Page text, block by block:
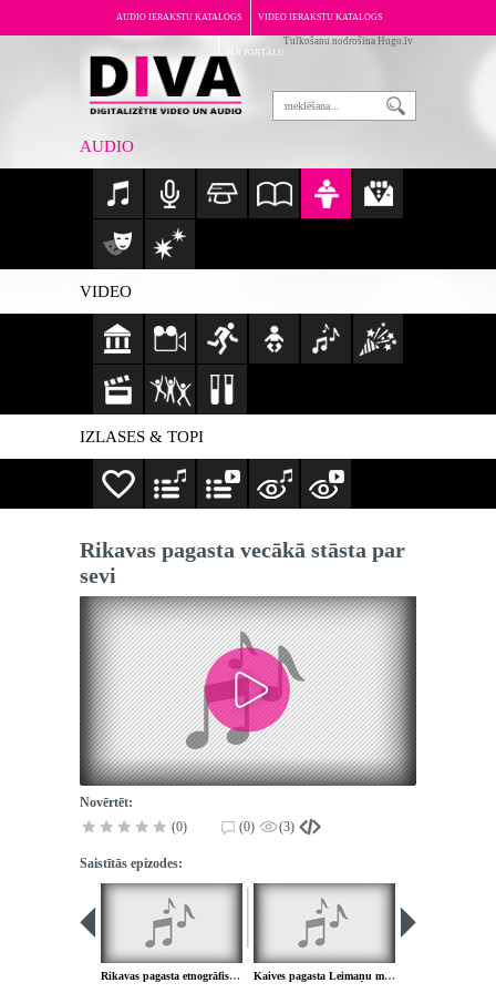
AUDIO IERAKSTU KATALOGS VIDEO IERAKSTU KATALOGS
PAR PORTĀLU
Tulkošanu nodrošina Hugo.lv
AUDIO
VIDEO
IZLASES & TOPI
Rikavas pagasta vecākā stāsta par
sevi
Novērtēt:
(0)
(0) (3)
Saistītās epizodes:
Rikavas pagasta etnogrāfiskais ansmblis Kaives pagasta Leimaņu muiža, pagasta kultūras dzīve